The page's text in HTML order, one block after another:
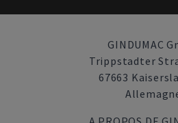
GINDUMAC
Trippstadter
67663